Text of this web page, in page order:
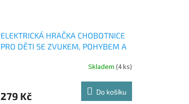
ELEKTRICKÁ HRAČKA CHOBOTNICE
PRO DĚTI SE ZVUKEM, POHYBEM A
Skladem (4 ks)
279 Kč Do košíku